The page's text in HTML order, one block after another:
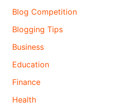
Blog Competition
Blogging Tips
Business
Education
Finance
Health